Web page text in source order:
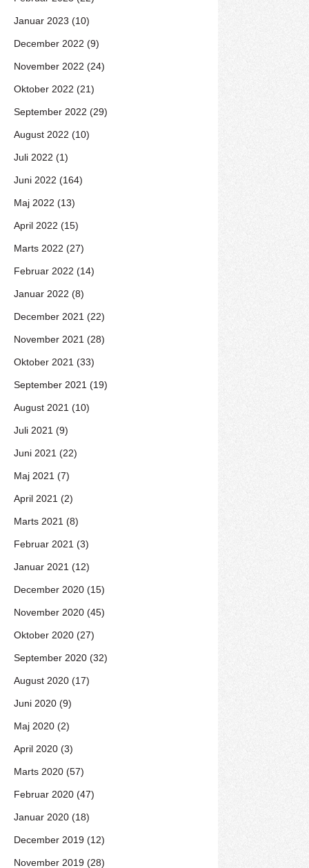
Januar 2023 (10)
December 2022 (9)
November 2022 (24)
Oktober 2022 (21)
September 2022 (29)
August 2022 (10)
Juli 2022 (1)
Juni 2022 (164)
Maj 2022 (13)
April 2022 (15)
Marts 2022 (27)
Februar 2022 (14)
Januar 2022 (8)
December 2021 (22)
November 2021 (28)
Oktober 2021 (33)
September 2021 (19)
August 2021 (10)
Juli 2021 (9)
Juni 2021 (22)
Maj 2021 (7)
April 2021 (2)
Marts 2021 (8)
Februar 2021 (3)
Januar 2021 (12)
December 2020 (15)
November 2020 (45)
Oktober 2020 (27)
September 2020 (32)
August 2020 (17)
Juni 2020 (9)
Maj 2020 (2)
April 2020 (3)
Marts 2020 (57)
Februar 2020 (47)
Januar 2020 (18)
December 2019 (12)
November 2019 (28)